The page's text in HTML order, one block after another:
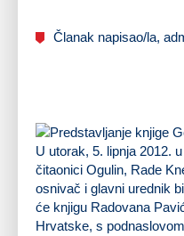
Članak napisao/la,
U utorak, 5. lipnja 2012.
čitaonici Ogulin, Rade
osnivač i glavni urednik
će knjigu Radovana
Hrvatske, s